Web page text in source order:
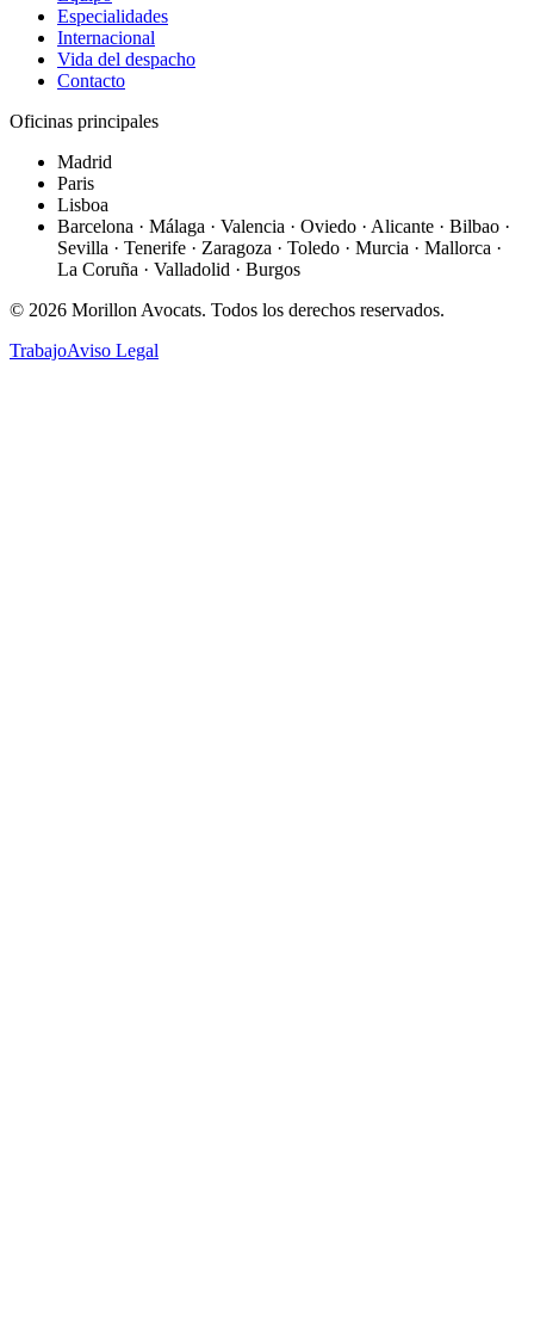
Especialidades
Internacional
Vida del despacho
Contacto
Oficinas principales
Madrid
Paris
Lisboa
Barcelona · Málaga · Valencia · Oviedo · Alicante · Bilbao ·
Sevilla · Tenerife · Zaragoza · Toledo · Murcia · Mallorca ·
La Coruña · Valladolid · Burgos
© 2026 Morillon Avocats. Todos los derechos reservados.
TrabajoAviso Legal